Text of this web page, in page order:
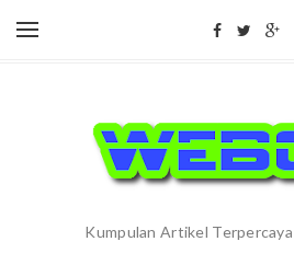
Kumpulan Artikel